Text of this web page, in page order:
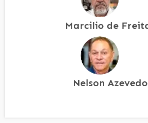
Marcilio de
Nelson Azevedo